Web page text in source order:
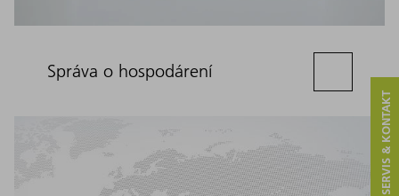
Správa o hospodárení
SERVIS & KONTAKT